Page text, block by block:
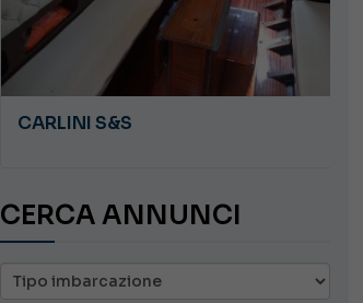
CARLINI S&S
CERCA ANNUNCI